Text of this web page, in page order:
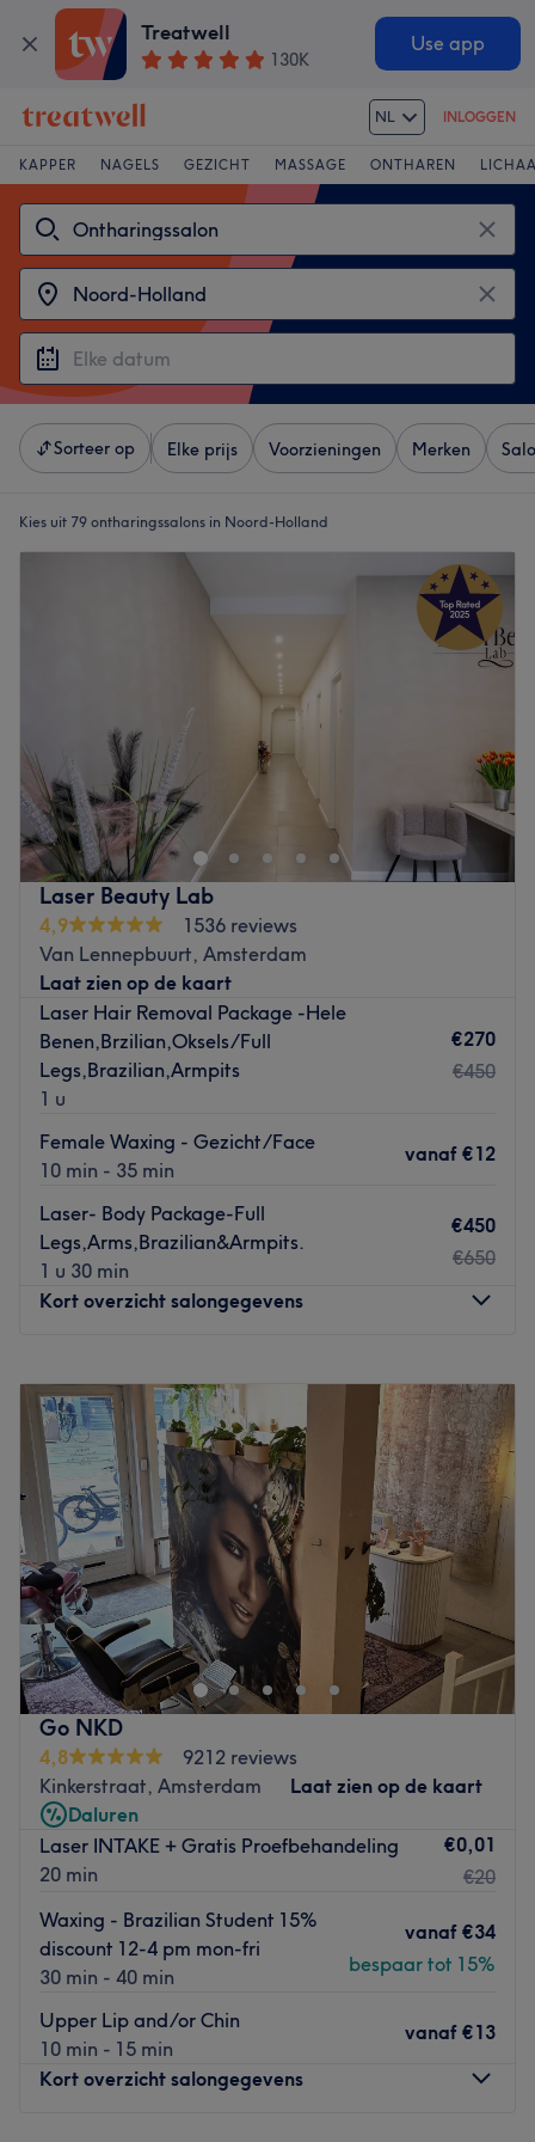
Treatwell
130K
Use app
NL INLOGGEN
KAPPER NAGELS GEZICHT MASSAGE ONTHAREN
Sorteer op Elke prijs Voorzieningen Merken
Kies uit 79 ontharingssalons in Noord-Holland
Laser Beauty Lab
4,9
1536 reviews
Van Lennepbuurt, Amsterdam
Laat zien op de kaart
Laser Hair Removal Package -Hele
Benen,Brzilian,Oksels/Full
Legs,Brazilian,Armpits
1 u
€270
€450
Female Waxing - Gezicht/Face
10 min - 35 min
vanaf €12
Laser- Body Package-Full
Legs,Arms,Brazilian&Armpits.
1 u 30 min
€450
€650
Kort overzicht salongegevens
Dinsdag
10:00–19:00
Woensdag
10:00– 19:00
Donderdag
10:00 –19:00
Vrijdag
10:00– 19:00
Zaterdag
10:00–19:00
Zondag
Gesloten
Laser Beauty Lab is een sfeervolle salon in Amsterdam. Je
kunt bij eigenaresse Diana terecht voor diverse beauty
behandelingen zoals harsen, wimper- en
wenkbrauwbehandelingen, make-up en
laserbehandelingen. Laat je in de watten leggen en
verlaat de salon als herboren!
Dichtsbijzijnde openbaar vervoer:
De salon bevindt zich een aantal minuten lopen van
tramhalte Bilderdijkstraat (17,7).
Het team:
en nu gaat ze als zelfstandige beginnen in haar nieuwe
salon. Ze heeft certificaten voor waxen, laser,visagie en
eyebrow specialist ,
Wat we leuk vinden aan de salon:
Sfeer: Positieve en rustgevende sfeer.
Gespecialiseerd in: Waxen ,visagie & wenkbrauwen.
Go NKD
4,8
9212 reviews
Kinkerstraat, Amsterdam
Laat zien op de kaart
Daluren
Laser INTAKE + Gratis Proefbehandeling
20 min
€0,01
€20
Waxing - Brazilian Student 15%
discount 12-4 pm mon-fri
30 min - 40 min
vanaf €34
bespaar tot 15%
Upper Lip and/or Chin
10 min - 15 min
vanaf €13
Kort overzicht salongegevens